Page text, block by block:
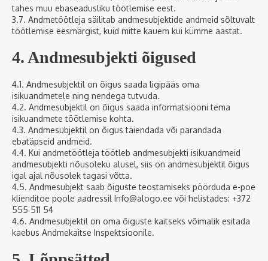
tahes muu ebaseadusliku töötlemise eest.
3.7. Andmetöötleja säilitab andmesubjektide andmeid sõltuvalt
töötlemise eesmärgist, kuid mitte kauem kui kümme aastat.
4. Andmesubjekti õigused
4.1. Andmesubjektil on õigus saada ligipääs oma
isikuandmetele ning nendega tutvuda.
4.2. Andmesubjektil on õigus saada informatsiooni tema
isikuandmete töötlemise kohta.
4.3. Andmesubjektil on õigus täiendada või parandada
ebatäpseid andmeid.
4.4. Kui andmetöötleja töötleb andmesubjekti isikuandmeid
andmesubjekti nõusoleku alusel, siis on andmesubjektil õigus
igal ajal nõusolek tagasi võtta.
4.5. Andmesubjekt saab õiguste teostamiseks pöörduda e-poe
klienditoe poole aadressil Info@alogo.ee või helistades: +372
555 511 54
4.6. Andmesubjektil on oma õiguste kaitseks võimalik esitada
kaebus Andmekaitse Inspektsioonile.